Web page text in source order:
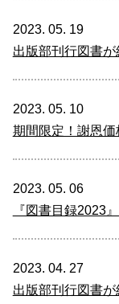
2023. 05. 19
出版部刊行図書
2023. 05. 10
期間限定！謝恩価
2023. 05. 06
『図書目録2023
2023. 04. 27
出版部刊行図書